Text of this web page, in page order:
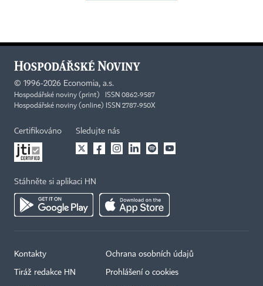
© 1996-2026 Economia, a.s.
Hospodářské noviny (print) ISSN 0862-9587
Hospodářské noviny (online) ISSN 2787-950X
Certifikováno Sledujte nás
Stáhněte si aplikaci HN
Kontakty
Tiráž redakce HN
Ochrana osobních údajů
Prohlášení o cookies